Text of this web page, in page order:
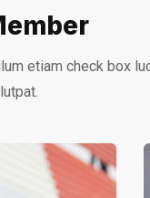
etiam check box